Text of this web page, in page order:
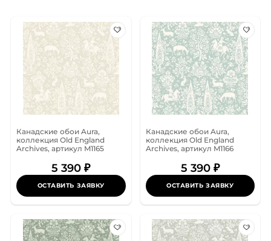
Канадские обои Aura,
коллекция Old England
Archives, артикул M1165
5 390 ₽
ОСТАВИТЬ ЗАЯВКУ
Канадские обои Aura,
коллекция Old England
Archives, артикул M1166
5 390 ₽
ОСТАВИТЬ ЗАЯВКУ